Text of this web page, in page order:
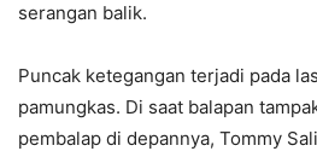
serangan balik.
​Puncak ketegangan terjadi pada
pamungkas. Di saat balapan
pembalap di depannya, Tommy